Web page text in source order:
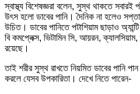
স্বাস্থ্য বিশেষজ্ঞরা বলেন, সুস্থ থাকতে
উৎস হলো ডাবের পানি। দৈনিক না হলেও
উচিত। ডাবের পানিতে পটাশিয়াম ছাড়াও
বি কমপ্লেক্স, ভিটামিন সি, আয়রন,
রয়েছে।
তাই শরীর সুস্থ রাখতে নিয়মিত ডাবের পানি
করলে যেসব উপকারিতা। দেখে নিতে পারেন-